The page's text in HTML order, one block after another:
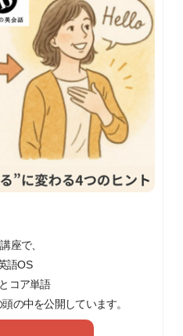
座で、
語OS
コア単語
の中を公開しています。